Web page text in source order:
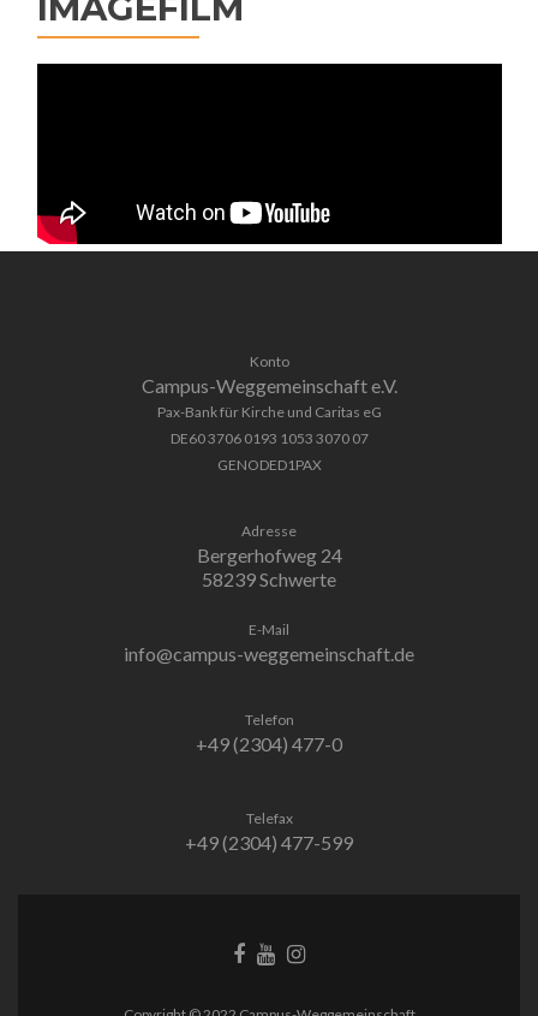
Konto
Campus-Weggemeinschaft e.V.
Pax-Bank für Kirche und Caritas eG
DE60 3706 0193 1053 3070 07
GENODED1PAX
Adresse
Bergerhofweg 24
58239 Schwerte
E-Mail
info@campus-weggemeinschaft.de
Telefon
+49 (2304) 477-0
Telefax
+49 (2304) 477-599
Facebook-
Link
Behance-
Link
Instagram